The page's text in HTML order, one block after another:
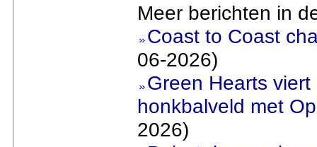
Meer berichten in
Coast to Coast
06-2026)
Green Hearts
honkbalveld met
2026)